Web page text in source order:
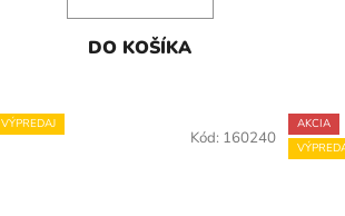
DO KOŠÍKA
VÝPREDAJ
Kód: 160240
AKCIA